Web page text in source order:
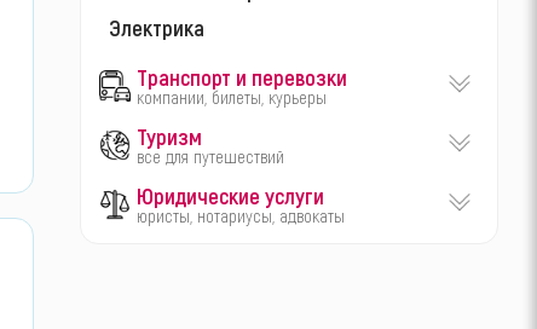
Электрика
Транспорт и перевозки
компании, билеты, курьеры
Туризм
все для путешествий
Юридические услуги
юристы, нотариусы, адвокаты